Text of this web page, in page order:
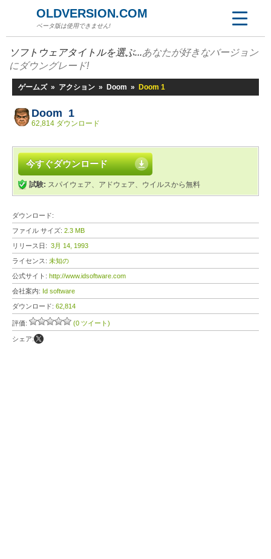
OLDVERSION.COM
ベータ版は使用できません!
ソフトウェアタイトルを選ぶ...あなたが好きなバージョン
にダウングレード!
ゲームズ » アクション » Doom » Doom 1
Doom 1
62,814 ダウンロード
今すぐダウンロード
試験: スパイウェア、アドウェア、ウイルスから無料
ダウンロード:
ファイル サイズ: 2.3 MB
リリース日: 3月 14, 1993
ライセンス: 未知の
公式サイト: http://www.idsoftware.com
会社案内: Id software
ダウンロード: 62,814
評価: (0 ツイート)
シェア: